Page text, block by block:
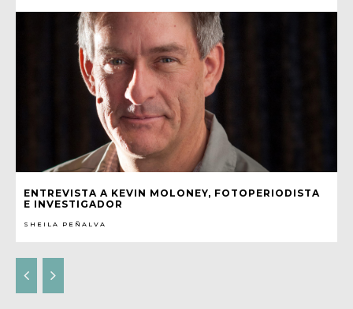
ENTREVISTA A KEVIN MOLONEY, FOTOPERIODISTA
E INVESTIGADOR
SHEILA PEÑALVA